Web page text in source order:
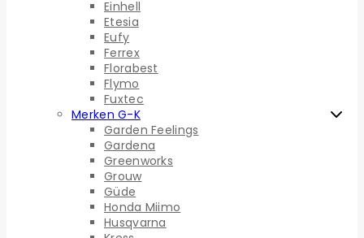
Einhell
Etesia
Eufy
Ferrex
Florabest
Flymo
Fuxtec
Merken G-K
Garden Feelings
Gardena
Greenworks
Grouw
Güde
Honda Miimo
Husqvarna